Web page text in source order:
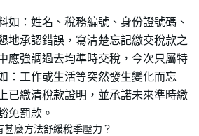
如：姓名、稅務編號、身份證號碼、
地承認錯誤，寫清楚忘記繳交稅款之
應強調過去均準時交稅，今次只屬特
：工作或生活等突然發生變化而忘
已繳清稅款證明，並承諾未來準時繳
免罰款。
麼方法舒緩稅季壓力？